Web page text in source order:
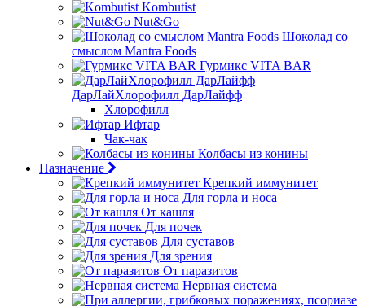
Kombutist
Nut&Go
Шоколад со
смыслом Mantra Foods
Гурмикс VITA BAR
ДарЛайХлорофилл ДарЛайфф
Хлорофилл
Ифтар
Чак-чак
Колбасы из конины
Назначение
Крепкий иммунитет
Для горла и носа
От кашля
Для почек
Для суставов
Для зрения
От паразитов
Нервная система